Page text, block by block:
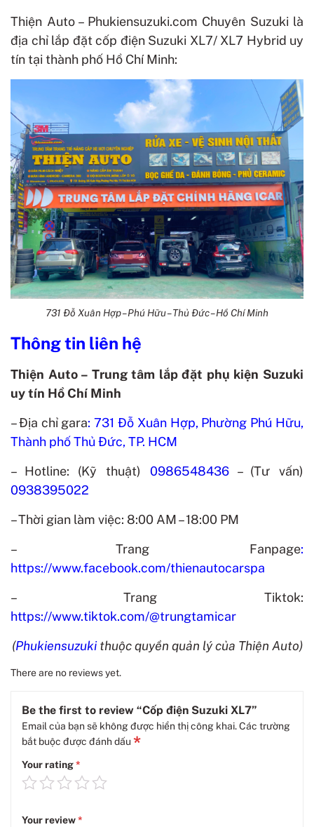
Thiện Auto – Phukiensuzuki.com Chuyên Suzuki là
địa chỉ lắp đặt cốp điện Suzuki XL7/ XL7 Hybrid uy
tín tại thành phố Hồ Chí Minh:
731 Đỗ Xuân Hợp – Phú Hữu – Thủ Đức – Hồ Chí Minh
Thông tin liên hệ
Thiện Auto – Trung tâm lắp đặt phụ kiện Suzuki
uy tín Hồ Chí Minh
– Địa chỉ gara: 731 Đỗ Xuân Hợp, Phường Phú Hữu,
Thành phố Thủ Đức, TP. HCM
– Hotline: (Kỹ thuật) 0986548436– (Tư vấn)
0938395022
– Thời gian làm việc: 8:00 AM – 18:00 PM
– Trang Fanpage:
https://www.facebook.com/thienautocarspa
– Trang Tiktok:
https://www.tiktok.com/@trungtamicar
(Phukiensuzukithuộc quyền quản lý của Thiện Auto)
There are no reviews yet.
Be the first to review “Cốp điện Suzuki XL7”
Email của bạn sẽ không được hiển thị công khai.Các trường
bắt buộc được đánh dấu *
Your rating*
Your review*